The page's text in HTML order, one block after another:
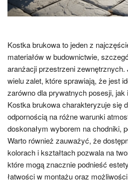
Kostka brukowa to jeden z
materiałów w budownictwie,
aranżacji przestrzeni
wielu zalet, które sprawiają, że jest
zarówno dla prywatnych posesji,
Kostka brukowa charakteryzuje się
odpornością na różne warunki
doskonałym wyborem na chodniki,
Warto również zauważyć, że
kolorach i kształtach pozwala na
które mogą znacznie podnieść
łatwości w montażu oraz